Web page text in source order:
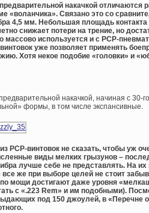
накачкой
«воланчика». Связано это со
4,5 мм. Небольшая площадь контакта
снижает потери на трение, но
массово используется и с PCP-
уже позволяет применять
Хотя некое подобие «головки» и
накачкой, начиная с 30-
формы, в том числе экспансивные.
PCP-винтовок не сказать, чтобы уж
виды мелких грызунов –
лучше себе не представлять. На
же при выборе целей не стоит
мощи достигают даже уровня
с «.223 Rem» и им подобными).
под 150 джоулей, в «Перечне